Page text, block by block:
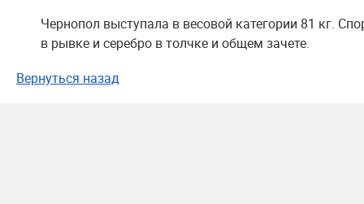
Чернопол выступала в весовой категории 81 кг.
в рывке и серебро в толчке и общем зачете.
Вернуться назад